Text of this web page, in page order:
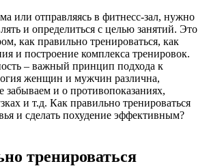
или отправляясь в фитнесс-зал, нужно
и определиться с целью занятий. Это
как правильно тренироваться, как
и построение комплекса тренировок.
– важный принцип подхода к
женщин и мужчин различна,
забываем и о противопоказаниях,
и т.д. Как правильно тренироваться
и сделать похудение эффективным?
тренироваться